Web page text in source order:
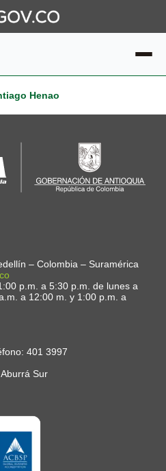
Henao
– Colombia – Suramérica
p.m. a 5:30 p.m. de lunes a
a 12:00 m. y 1:00 p.m. a
401 3997
Sur